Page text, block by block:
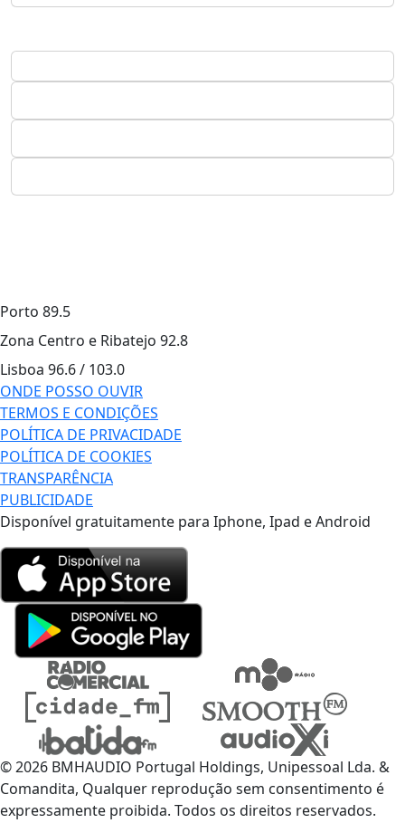
Porto 89.5
Zona Centro e Ribatejo 92.8
Lisboa 96.6 / 103.0
ONDE POSSO OUVIR
TERMOS E CONDIÇÕES
POLÍTICA DE PRIVACIDADE
POLÍTICA DE COOKIES
TRANSPARÊNCIA
PUBLICIDADE
Disponível gratuitamente para Iphone, Ipad e Android
© 2026 BMHAUDIO Portugal Holdings, Unipessoal Lda. &
Comandita, Qualquer reprodução sem consentimento é
expressamente proibida. Todos os direitos reservados.